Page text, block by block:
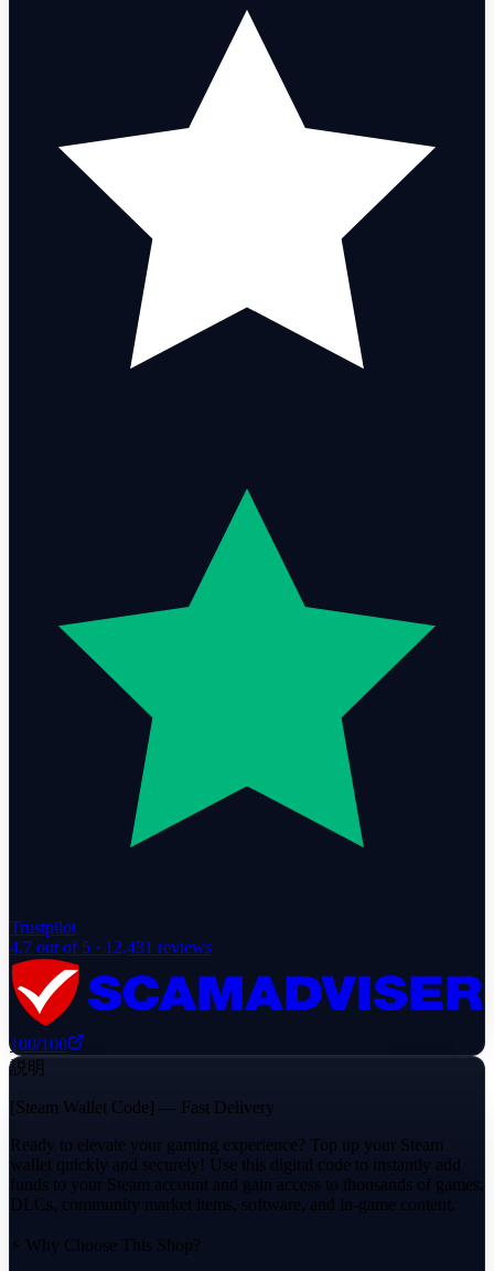
Trustpilot
4.7 out of 5 · 12,431 reviews
100/100
説明
[Steam Wallet Code] — Fast Delivery
Ready to elevate your gaming experience? Top up your Steam
wallet quickly and securely! Use this digital code to instantly add
funds to your Steam account and gain access to thousands of games,
DLCs, community market items, software, and in-game content.
⚡ Why Choose This Shop?